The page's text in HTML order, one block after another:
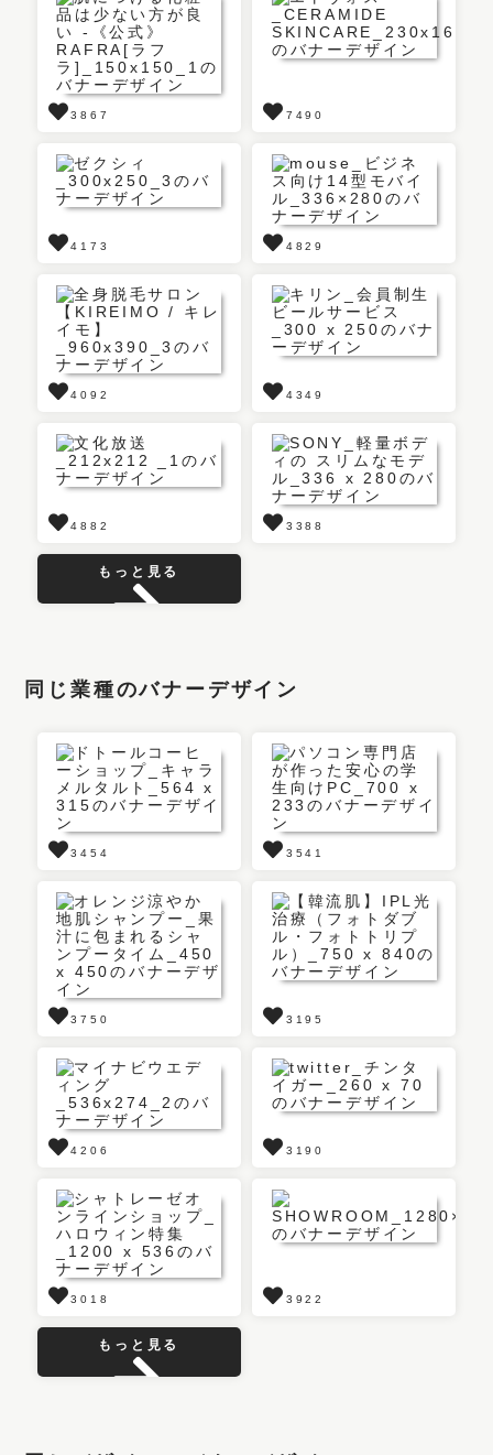
3867 7490
4173 4829
4092 4349
4882 3388
もっと見る
同じ業種のバナーデザイン
3454 3541
3750 3195
4206 3190
3018 3922
もっと見る